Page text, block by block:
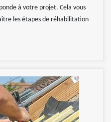
à votre projet. Cela vous
les étapes de réhabilitation